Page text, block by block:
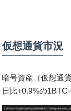
仮想通貨市況
暗号資産（仮想通
日比+0.9%の